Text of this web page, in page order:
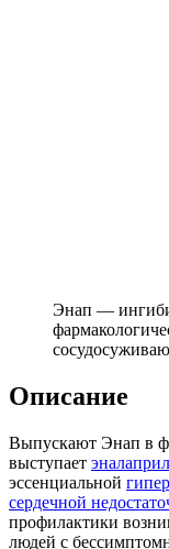
Энап —
Описание
Выпускают Энап в
выступает
эссенциальной
сердечной
профилактики
людей с